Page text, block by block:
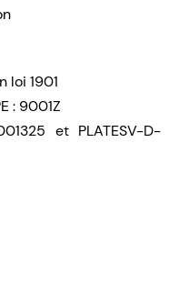
loi 1901
: 9001Z
et PLATESV-D-